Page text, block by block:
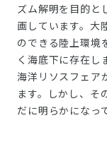
ズム解明を目的と
画しています。大
のできる陸上環境
く海底下に存在し
海洋リソスフェア
ます。しかし、そ
だに明らかになっ